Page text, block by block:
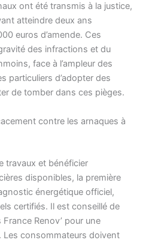
ont été transmis à la justice,
atteindre deux ans
euros d’amende. Ces
des infractions et du
face à l’ampleur des
particuliers d’adopter des
de tomber dans ces pièges.
contre les arnaques à
travaux et bénéficier
disponibles, la première
énergétique officiel,
certifiés. Il est conseillé de
Renov’ pour une
Les consommateurs doivent